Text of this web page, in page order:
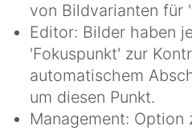
von Bildvarianten für
Editor: Bilder haben
'Fokuspunkt' zur
automatischem
um diesen Punkt.
Management: Option